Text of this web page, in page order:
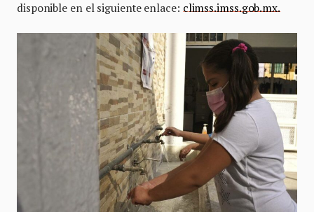
disponible en el siguiente enlace: climss.imss.gob.mx.